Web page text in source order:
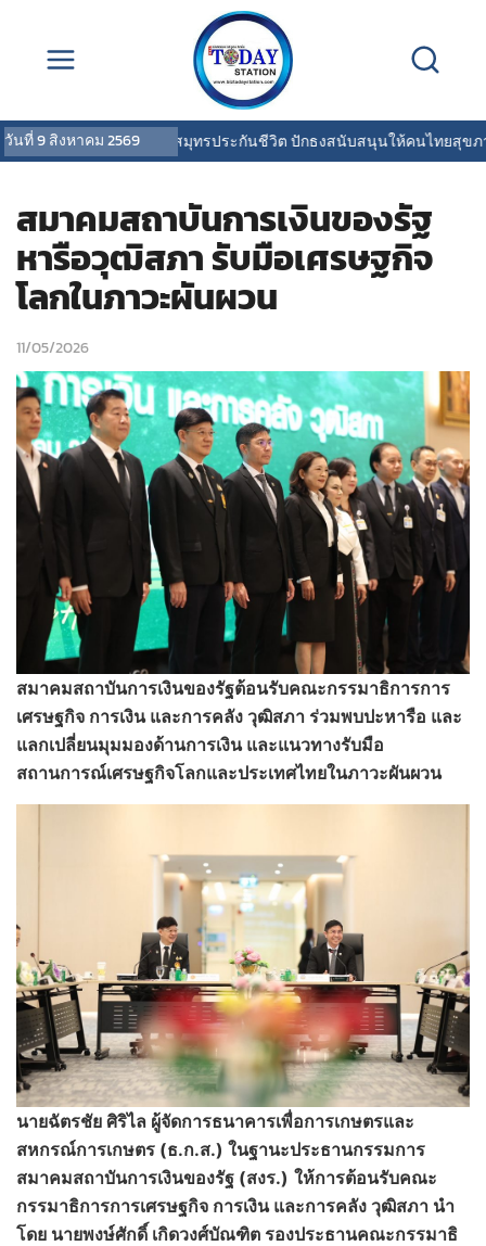
วันที่9 สิงหาคม 2569
OCEAN LIFE ไทยสมุทรประกันชีวิต ปักธงสนับสนุนให้คนไทยสุขภาพดี
สมาคมสถาบันการเงินของรัฐ
หารือวุฒิสภา รับมือเศรษฐกิจ
โลกในภาวะผันผวน
11/05/2026
สมาคมสถาบันการเงินของรัฐต้อนรับคณะกรรมาธิการการ
เศรษฐกิจ การเงิน และการคลัง วุฒิสภา ร่วมพบปะหารือ และ
แลกเปลี่ยนมุมมองด้านการเงิน และแนวทางรับมือ
สถานการณ์เศรษฐกิจโลกและประเทศไทยในภาวะผันผวน
นายฉัตรชัย ศิริไล ผู้จัดการธนาคารเพื่อการเกษตรและ
สหกรณ์การเกษตร (ธ.ก.ส.) ในฐานะประธานกรรมการ
สมาคมสถาบันการเงินของรัฐ (สงร.) ให้การต้อนรับคณะ
กรรมาธิการการเศรษฐกิจ การเงิน และการคลัง วุฒิสภา นำ
โดย นายพงษ์ศักดิ์ เกิดวงศ์บัณฑิต รองประธานคณะกรรมาธิ